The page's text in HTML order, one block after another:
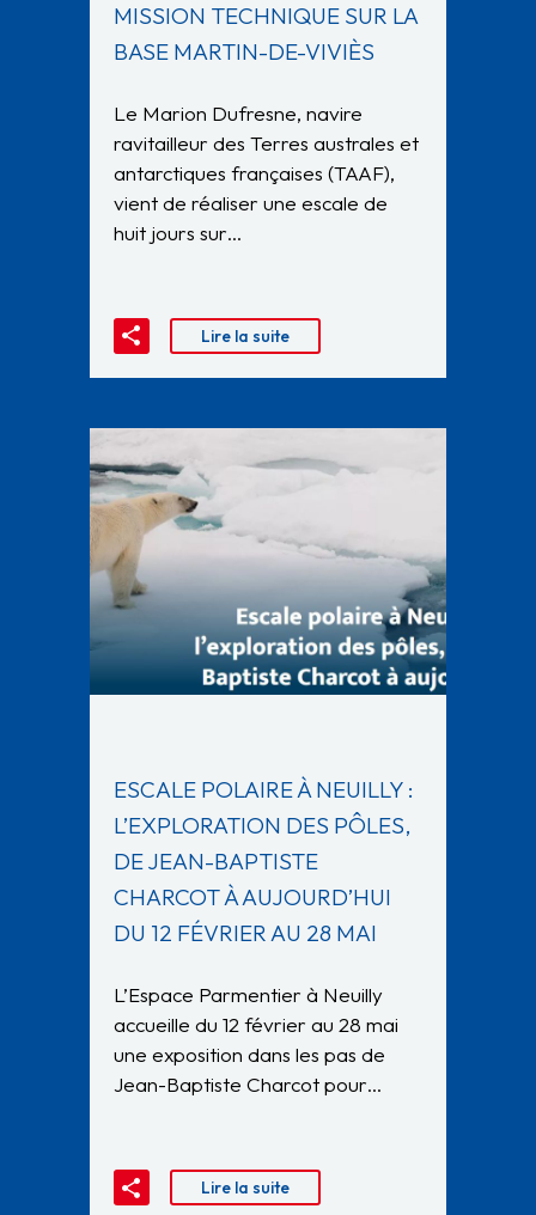
MISSION TECHNIQUE SUR LA
BASE MARTIN-DE-VIVIÈS
Le Marion Dufresne, navire
ravitailleur des Terres australes et
antarctiques françaises (TAAF),
vient de réaliser une escale de
huit jours sur…
Lire la suite
ESCALE POLAIRE À NEUILLY :
L’EXPLORATION DES PÔLES,
DE JEAN-BAPTISTE
CHARCOT À AUJOURD’HUI
DU 12 FÉVRIER AU 28 MAI
L’Espace Parmentier à Neuilly
accueille du 12 février au 28 mai
une exposition dans les pas de
Jean-Baptiste Charcot pour…
Lire la suite